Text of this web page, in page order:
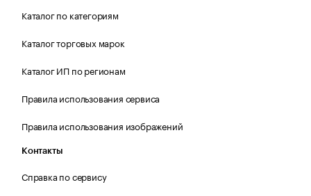
Каталог по категориям
Каталог торговых марок
Каталог ИП по регионам
Правила использования сервиса
Правила использования изображений
Контакты
Справка по сервису